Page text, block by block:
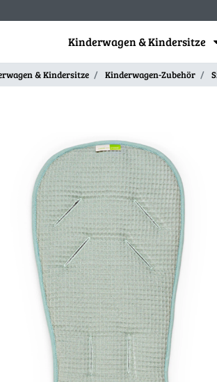
Kinderwagen & Kindersitze
& Kindersitze Kinderwagen-Zubehör